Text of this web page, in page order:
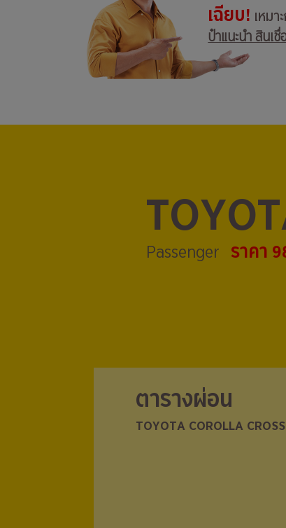
เฉียบ! เหมา
ป๋าแนะนำ สินเ
Passenger ราคา
ตารางผ่อน
TOYOTA COROLLA
ตารางผ่อน
TOYOTA COROLLA